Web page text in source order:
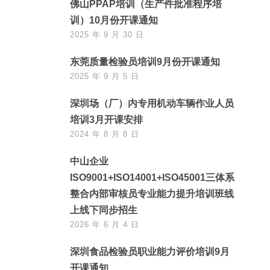
佛山PPAP培训（生产件批准程序培
训）10月份开课通知
2025 年 9 月 30 日
东莞质量检验员培训9月份开课通知
2025 年 9 月 5 日
深圳场（厂）内专用机动车辆作业人员
培训3月开课安排
2024 年 8 月 8 日
中山企业
ISO9001+ISO14001+ISO45001三体系
整合内部审核员专业能力提升培训班线
上线下同步招生
2026 年 6 月 4 日
深圳食品检验员职业能力评价培训9月
开课通知